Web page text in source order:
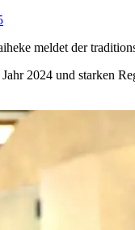
meldet der
2024 und starken